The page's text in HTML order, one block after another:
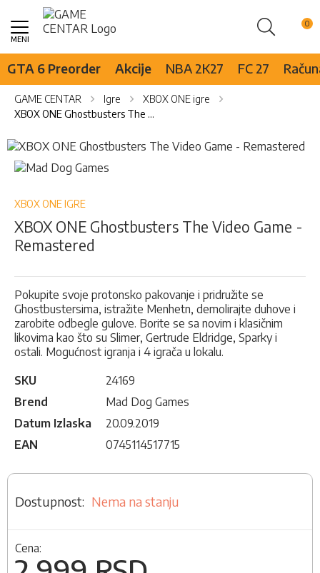
Pretraži
Skip
Content
GTA 6 Preorder Akcije NBA 2K27 FC 27
GAME CENTAR Igre
XBOX ONE igre
XBOX ONE Ghostbusters The Video Game - Remastered
Skip
to
the
of
images
gallery
Skip
to
beginning
the
images
XBOX ONE IGRE
XBOX ONE Ghostbusters The Video Game -
Remastered
Pokupite svoje protonsko pakovanje i pridružite se
Ghostbustersima, istražite Menhetn, demolirajte duhove i
zarobite odbegle gulove. Borite se sa novim i klasičnim
likovima kao što su Slimer, Gertrude Eldridge, Sparky i
ostali. Mogućnost igranja i 4 igrača u lokalu.
SKU
24169
Brend
Mad Dog Games
Datum Izlaska
20.09.2019
EAN
0745114517715
Nema na stanju
Cena: